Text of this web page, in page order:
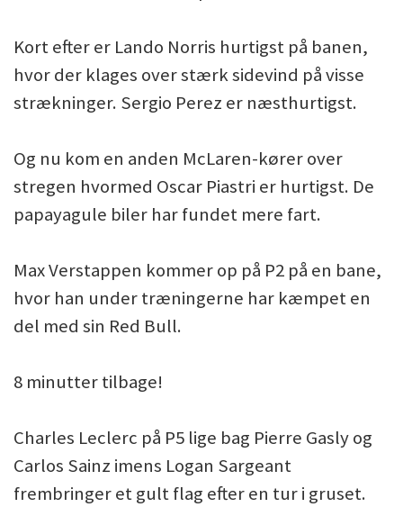
Kort efter er Lando Norris hurtigst på banen,
hvor der klages over stærk sidevind på visse
strækninger. Sergio Perez er næsthurtigst.
Og nu kom en anden McLaren-kører over
stregen hvormed Oscar Piastri er hurtigst. De
papayagule biler har fundet mere fart.
Max Verstappen kommer op på P2 på en bane,
hvor han under træningerne har kæmpet en
del med sin Red Bull.
8 minutter tilbage!
Charles Leclerc på P5 lige bag Pierre Gasly og
Carlos Sainz imens Logan Sargeant
frembringer et gult flag efter en tur i gruset.